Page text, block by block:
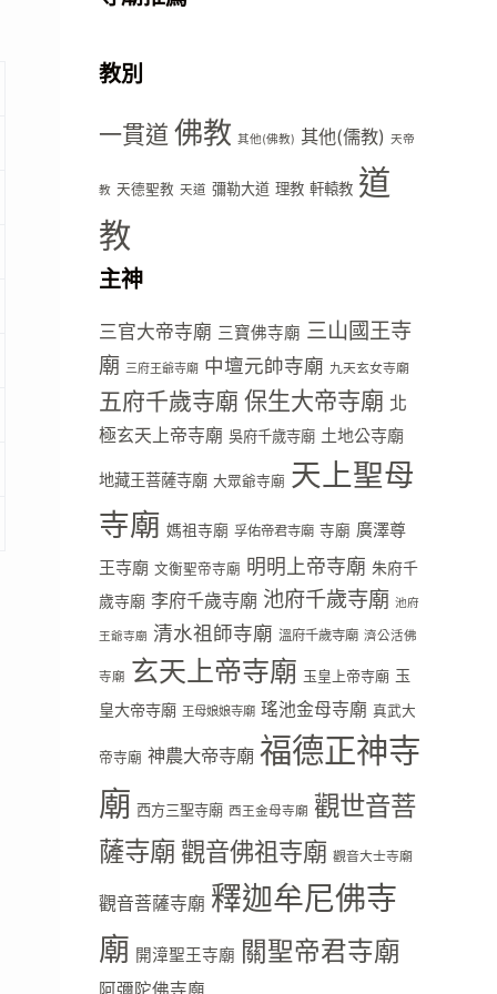
教別
一貫道 佛教 其他(佛教) 其他(儒教) 天帝
教 天德聖教 天道 彌勒大道 理教 軒轅教 道
教
主神
三官大帝寺廟 三寶佛寺廟 三山國王寺
廟 三府王爺寺廟 中壇元帥寺廟 九天玄女寺廟
五府千歲寺廟 保生大帝寺廟 北
極玄天上帝寺廟 吳府千歲寺廟 土地公寺廟
地藏王菩薩寺廟 大眾爺寺廟 天上聖母
寺廟 媽祖寺廟 孚佑帝君寺廟 寺廟 廣澤尊
王寺廟 文衡聖帝寺廟 明明上帝寺廟 朱府千
歲寺廟 李府千歲寺廟 池府千歲寺廟 池府
王爺寺廟 清水祖師寺廟 溫府千歲寺廟 濟公活佛
寺廟 玄天上帝寺廟 玉皇上帝寺廟 玉
皇大帝寺廟 王母娘娘寺廟 瑤池金母寺廟 真武大
帝寺廟 神農大帝寺廟 福德正神寺
廟 西方三聖寺廟 西王金母寺廟 觀世音菩
薩寺廟觀音佛祖寺廟 觀音大士寺廟
觀音菩薩寺廟 釋迦牟尼佛寺
廟 開漳聖王寺廟 關聖帝君寺廟